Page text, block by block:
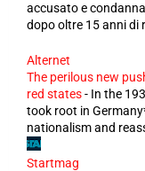
accusato e
dopo oltre 15 anni di
Alternet
The perilous new
red states- In the
took root in
nationalism and
Startmag